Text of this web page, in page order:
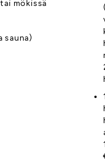
mökissä
sauna)